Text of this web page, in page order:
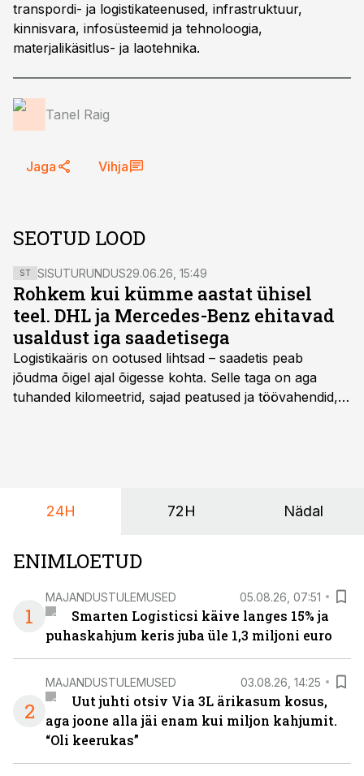
transpordi- ja logistikateenused, infrastruktuur,
kinnisvara, infosüsteemid ja tehnoloogia,
materjalikäsitlus- ja laotehnika.
Tanel Raig
Jaga Vihja
SEOTUD LOOD
ST SISUTURUNDUS29.06.26, 15:49
Rohkem kui kümme aastat ühisel
teel. DHL ja Mercedes-Benz ehitavad
usaldust iga saadetisega
Logistikaäris on ootused lihtsad – saadetis peab
jõudma õigel ajal õigesse kohta. Selle taga on aga
tuhanded kilomeetrid, sajad peatused ja töövahendid,
24H 72H Nädal
ENIMLOETUD
1
MAJANDUSTULEMUSED 05.08.26, 07:51
Smarten Logisticsi käive langes 15% ja
puhaskahjum keris juba üle 1,3 miljoni euro
2
MAJANDUSTULEMUSED 03.08.26, 14:25
Uut juhti otsiv Via 3L ärikasum kosus,
aga joone alla jäi enam kui miljon kahjumit.
“Oli keerukas”